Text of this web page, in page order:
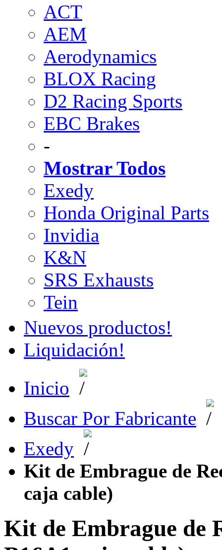
ACT
AEM
Aerodynamics
BLOX Racing
D2 Racing Sports
EBC Brakes
-
Mostrar Todos
Exedy
Honda Original Parts
Invidia
K&N
SRS Exhausts
Tein
Nuevos productos!
Liquidación!
Inicio
Buscar Por Fabricante
Exedy
Kit de Embrague de
caja cable)
Kit de Embrague de